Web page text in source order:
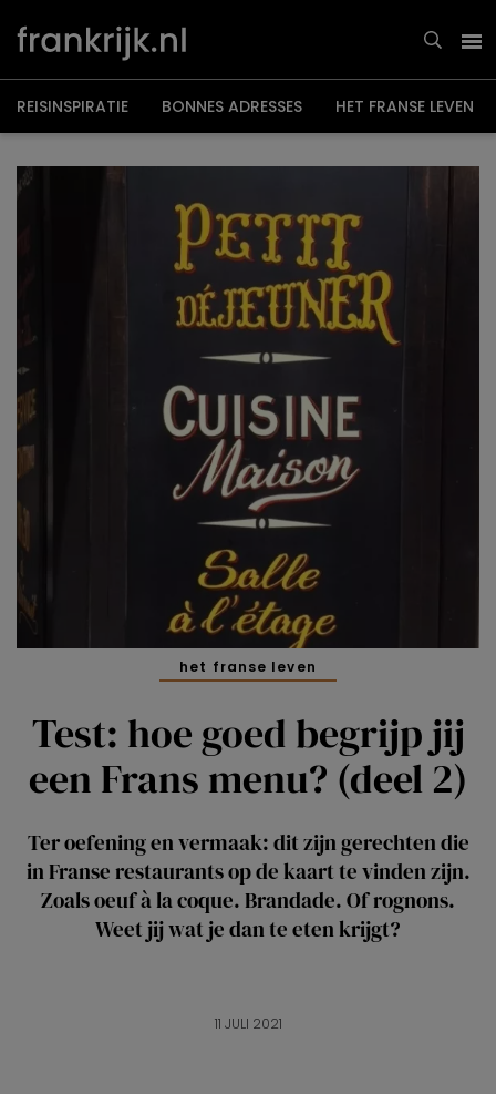
naar
inhoud
REISINSPIRATIE BONNES ADRESSES HET FRANSE LEVEN
het franse leven
Test: hoe goed begrijp jij
een Frans menu? (deel 2)
Ter oefening en vermaak: dit zijn gerechten die
in Franse restaurants op de kaart te vinden zijn.
Zoals oeuf à la coque. Brandade. Of rognons.
Weet jij wat je dan te eten krijgt?
11 JULI 2021